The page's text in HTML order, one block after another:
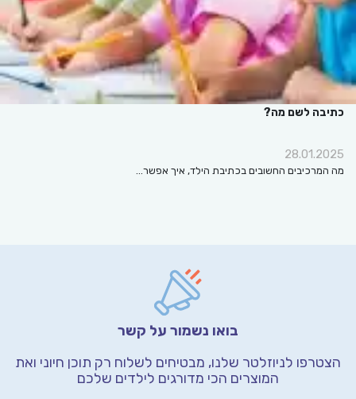
כתיבה לשם מה?
28.01.2025
מה המרכיבים החשובים בכתיבת הילד, איך אפשר…
בואו נשמור על קשר
הצטרפו לניוזלטר שלנו, מבטיחים לשלוח רק תוכן חיוני ואת
המוצרים הכי מדורגים לילדים שלכם